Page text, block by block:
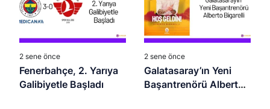
2 sene önce
Fenerbahçe, 2. Yarıya
Galibiyetle Başladı
2 sene önce
Galatasaray’ın Yeni
Başantrenörü Alberto